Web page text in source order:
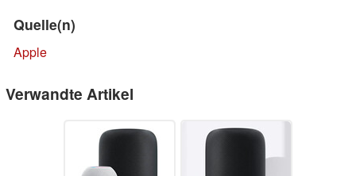
Quelle(n)
Apple
Verwandte Artikel